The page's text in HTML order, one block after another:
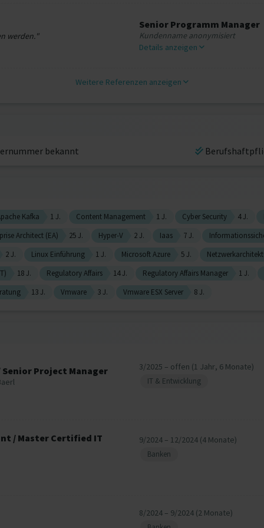
werden."
Senior Programm Manager
Kundenname anonymisiert
Details anzeigen
Weitere Referenzen anzeigen
bekannt
Kafka 1 J. Content Management 1 J. Cyber Security 4 J.
Architect (EA)
25 J. Hyper-V 2 J. Iaas 7 J.
2 J.
Linux Einführung 1 J. Microsoft Azure 5 J.
18 J. Regulatory Affairs 14 J. Regulatory Affairs Manager
1 J.
13 J. Vmware 3 J. Vmware ESX Server 8 J.
Project Manager 3/2025 – offen (1 Jahr, 6 Monate)
IT & Entwicklung
/ Master Certified IT 9/2024 – 12/2024 (4 Monate)
Banken
8/2024 – 9/2024 (2 Monate)